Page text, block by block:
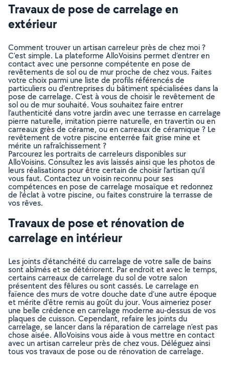
Travaux de pose de carrelage en
extérieur
Comment trouver un artisan carreleur près de chez moi ?
C'est simple. La plateforme AlloVoisins permet d’entrer en
contact avec une personne compétente en pose de
revêtements de sol ou de mur proche de chez vous. Faites
votre choix parmi une liste de profils référencés de
particuliers ou d’entreprises du bâtiment spécialisées dans la
pose de carrelage. C’est à vous de choisir le revêtement de
sol ou de mur souhaité. Vous souhaitez faire entrer
l’authenticité dans votre jardin avec une terrasse en carrelage
pierre naturelle, imitation pierre naturelle, en travertin ou en
carreaux grès de cérame, ou en carreaux de céramique ? Le
revêtement de votre piscine enterrée fait grise mine et
mérite un rafraîchissement ?
Parcourez les portraits de carreleurs disponibles sur
AlloVoisins. Consultez les avis laissés ainsi que les photos de
leurs réalisations pour être certain de choisir l’artisan qu’il
vous faut. Contactez un voisin reconnu pour ses
compétences en pose de carrelage mosaïque et redonnez
de l’éclat à votre piscine, ou faites construire la terrasse de
vos rêves.
Travaux de pose et rénovation de
carrelage en intérieur
Les joints d’étanchéité du carrelage de votre salle de bains
sont abîmés et se détériorent. Par endroit et avec le temps,
certains carreaux de carrelage du sol de votre salon
présentent des fêlures ou sont cassés. Le carrelage en
faïence des murs de votre douche date d’une autre époque
et mérite d’être remis au goût du jour. Vous aimeriez poser
une belle crédence en carrelage moderne au-dessus de vos
plaques de cuisson. Cependant, refaire les joints du
carrelage, se lancer dans la réparation de carrelage n’est pas
chose aisée. AlloVoisins vous aide à vous mettre en contact
avec un artisan carreleur près de chez vous. Déléguez ainsi
tous vos travaux de pose ou de rénovation de carrelage.